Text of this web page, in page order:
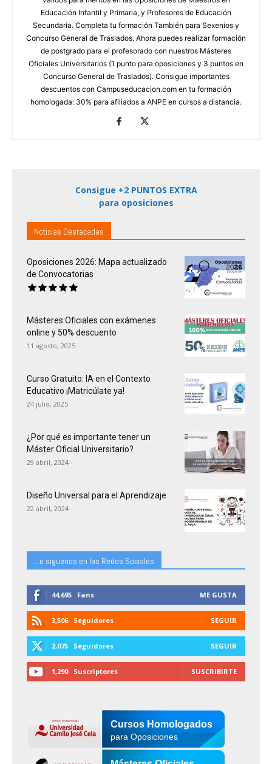
Educación Infantil y Primaria, y Profesores de Educación
Secundaria. Completa tu formación También para Sexenios y
Concurso General de Traslados. Ahora puedes realizar formación
de postgrado para el profesorado con nuestros Másteres
Oficiales Universitarios (1 punto para oposiciones y 3 puntos en
Concurso General de Traslados). Consigue importantes
descuentos con Campuseducacion.com en tu formación
homologada: 30% para afiliados a ANPE en cursos a distancia.
Consigue +2 PUNTOS EXTRA
para oposiciones
Noticias Destacadas
Oposiciones 2026: Mapa actualizado
de Convocatorias
Másteres Oficiales con exámenes
online y 50% descuento
11 agosto, 2025
Curso Gratuito: IA en el Contexto
Educativo ¡Matricúlate ya!
24 julio, 2025
¿Por qué es importante tener un
Máster Oficial Universitario?
29 abril, 2024
Diseño Universal para el Aprendizaje
22 abril, 2024
...o siguenos en las Redes Sociales
44,695 Fans ME GUSTA
3,506 Seguidores SEGUIR
2,075 Seguidores SEGUIR
1,290 Suscriptores SUSCRIBIRTE
Cursos Homologados
para Oposiciones